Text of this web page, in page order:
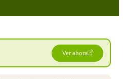
Ver ahora